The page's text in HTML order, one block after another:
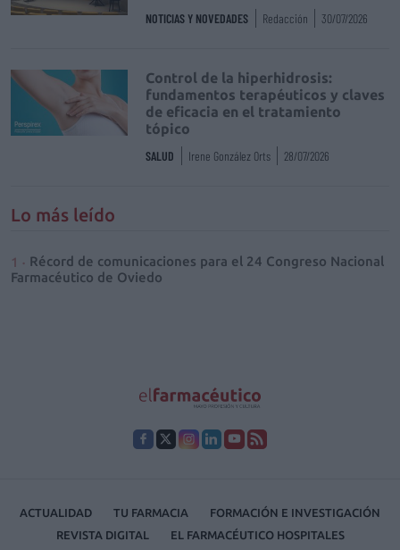
NOTICIAS Y NOVEDADES Redacción 30/07/2026
Control de la hiperhidrosis:
fundamentos terapéuticos y claves
de eficacia en el tratamiento
tópico
SALUD Irene González Orts 28/07/2026
Lo más leído
Récord de comunicaciones para el 24 Congreso Nacional
Farmacéutico de Oviedo
ACTUALIDAD TU FARMACIA
FORMACIÓN E INVESTIGACIÓN
REVISTA DIGITAL
EL FARMACÉUTICO HOSPITALES